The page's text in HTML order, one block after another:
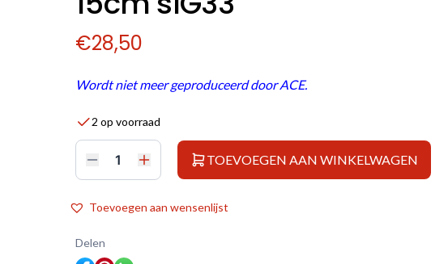
€28,50
Wordt niet meer geproduceerd door ACE.
2 op voorraad
ACE
1/72
Schwere
Infantriegeschütz
15cm
sIG33
TOEVOEGEN AAN WINKELWAGEN
Toevoegen aan wensenlijst
Delen